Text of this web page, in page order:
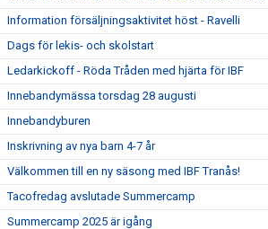
Information försäljningsaktivitet höst - Ravelli
Dags för lekis- och skolstart
Ledarkickoff - Röda Tråden med hjärta för IBF
Innebandymässa torsdag 28 augusti
Innebandyburen
Inskrivning av nya barn 4-7 år
Välkommen till en ny säsong med IBF Tranås!
Tacofredag avslutade Summercamp
Summercamp 2025 är igång